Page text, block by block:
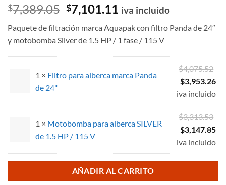
$7,389.05 El
precio
original
era:
$7,389.05.
$7,101.11 El
actual
es:
$7,101.11.
iva incluido
Paquete de filtración marca Aquapak con filtro Panda de 24″
y motobomba Silver de 1.5 HP / 1 fase / 115 V
1 × Filtro para alberca marca Panda
de 24"
$4,075.52
$3,953.26El
iva incluido
1 × Motobomba para alberca SILVER
de 1.5 HP / 115 V
$3,313.53
$3,147.85El
iva incluido
AÑADIR AL CARRITO